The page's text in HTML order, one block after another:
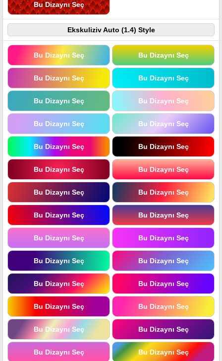
Bu Dizaynı Seç
Ekskuliziv Auto (1.4) Style
Bu Dizaynı Seç Bu Dizaynı Seç
Bu Dizaynı Seç Bu Dizaynı Seç
Bu Dizaynı Seç Bu Dizaynı Seç
Bu Dizaynı Seç Bu Dizaynı Seç
Bu Dizaynı Seç Bu Dizaynı Seç
Bu Dizaynı Seç Bu Dizaynı Seç
Bu Dizaynı Seç Bu Dizaynı Seç
Bu Dizaynı Seç Bu Dizaynı Seç
Bu Dizaynı Seç Bu Dizaynı Seç
Bu Dizaynı Seç Bu Dizaynı Seç
Bu Dizaynı Seç Bu Dizaynı Seç
Bu Dizaynı Seç Bu Dizaynı Seç
Bu Dizaynı Seç Bu Dizaynı Seç
Bu Dizaynı Seç Bu Dizaynı Seç